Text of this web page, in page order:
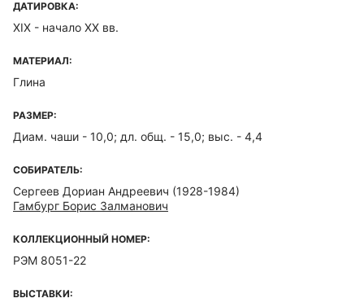
ДАТИРОВКА:
XIX - начало ХХ вв.
МАТЕРИАЛ:
Глина
РАЗМЕР:
Диам. чаши - 10,0; дл. общ. - 15,0; выс. - 4,4
СОБИРАТЕЛЬ:
Сергеев Дориан Андреевич (1928-1984)
Гамбург Борис Залманович
КОЛЛЕКЦИОННЫЙ НОМЕР:
РЭМ 8051-22
ВЫСТАВКИ: